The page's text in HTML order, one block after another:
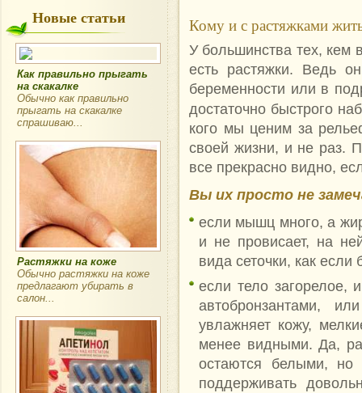
Новые статьи
Как правильно прыгать
на скакалке
Обычно как правильно
прыгать на скакалке
спрашиваю...
Растяжки на коже
Обычно растяжки на коже
предлагают убирать в
салон...
Кому и с растяжками
У большинства тех, кем
есть растяжки. Ведь
беременности или в
достаточно быстрого
кого мы ценим за
своей жизни, и не раз.
все прекрасно видно,
Вы их просто не
если мышц много, а
и не провисает, на
вида сеточки, как
если тело загорелое,
автобронзантами,
увлажняет кожу,
менее видными. Да,
остаются белыми, но
поддерживать